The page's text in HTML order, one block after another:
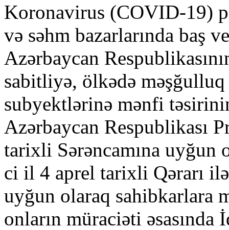
Koronavirus (COVID-19)
və səhm bazarlarında baş
Azərbaycan
sabitliyə, ölkədə
subyektlərinə mənfi
Azərbaycan Respublikası
tarixli Sərəncamına
ci il 4 aprel tarixli Qərarı
uyğun olaraq sahibkarlara
onların müraciəti